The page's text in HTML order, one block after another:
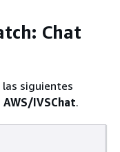
Chat
las siguientes
AWS/IVSChat.